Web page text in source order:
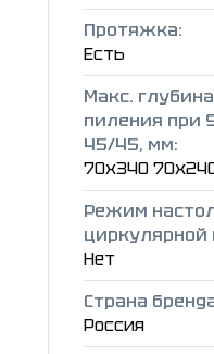
Протяжка:
Есть
Макс.
пиления при
45/45, мм:
70х340
Режим
циркулярной
Нет
Страна
Россия